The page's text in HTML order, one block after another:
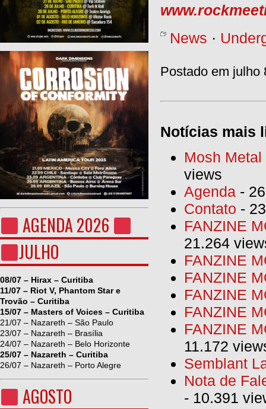
AGENDA 2026
JULHO
08/07 – Hirax – Curitiba
11/07 – Riot V, Phantom Star e
Trovão – Curitiba
15/07 – Masters of Voices – Curitiba
21/07 – Nazareth – São Paulo
23/07 – Nazareth – Brasília
24/07 – Nazareth – Belo Horizonte
25/07 – Nazareth – Curitiba
26/07 – Nazareth – Porto Alegre
AGOSTO
News ·
Postado em julho
Notícias mais
Mosh
views
Agenda -
Contato -
FANZINE
21.264
FANZINE
FANZINE
FANZINE
FANZINE
FANZINE
11.172
Semblant
Nota de
- 10.391